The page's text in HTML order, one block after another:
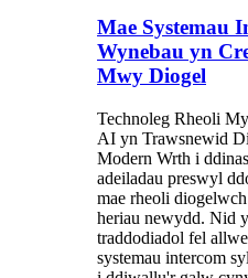
Mae Systemau
Wynebau yn
Mwy Diogel
Technoleg Rheoli
AI yn Trawsnewid
Modern Wrth i
adeiladau preswyl
mae rheoli
heriau newydd. Nid
traddodiadol fel
systemau intercom